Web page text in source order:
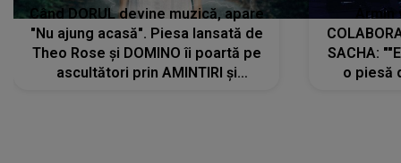
Când DORUL devine muzică, apare
"Nu ajung acasă". Piesa lansată de
Theo Rose și DOMINO îi poartă pe
ascultători prin AMINTIRI și
SACHA:
o piesă